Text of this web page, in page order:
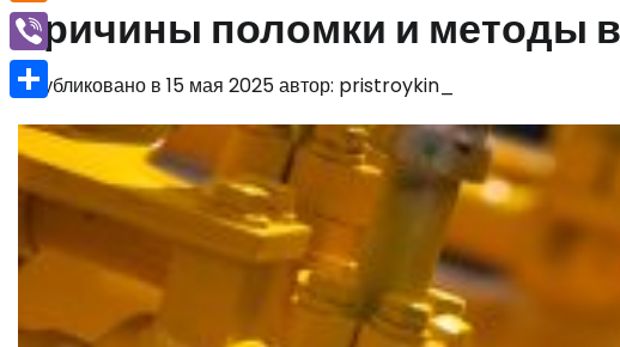
причины поломки и методы
Опубликовано в 15 мая 2025автор: pristroykin_
Odnoklassniki
Viber